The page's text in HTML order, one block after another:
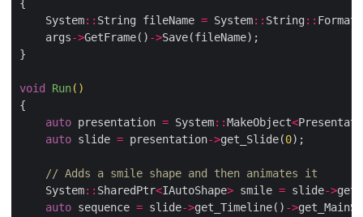
    System
:: String fileName = System:: String :: Format(
    args
->GetFrame() ->
void Run()
auto presentation = System::MakeObject<
auto slide = presentation->get_Slide(0
// Adds a smile shape and then animates it
    System
:: SharedPtr<IAutoShape> smile = slide->
auto sequence = slide->get_Timeline() ->